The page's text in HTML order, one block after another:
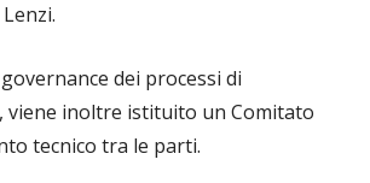
dei processi di
viene inoltre istituito un Comitato
tecnico tra le parti.